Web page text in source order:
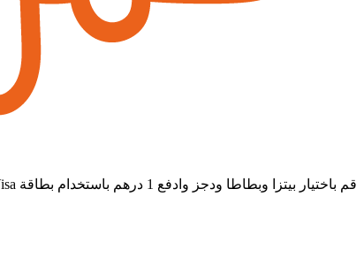
قم باختيار بيتزا وبطاطا ودجز وادفع 1 درهم باستخدام بطاقة Visa الخاصة بك من المشرق